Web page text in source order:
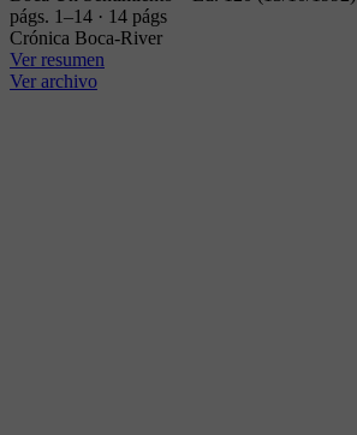
págs. 1–14 · 14 págs
Crónica Boca-River
Ver resumen
Ver archivo